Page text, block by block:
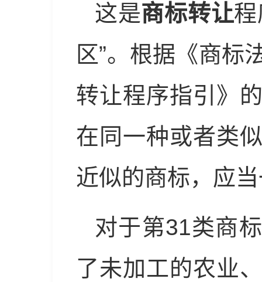
这是商标转让
区”。根据《商标
转让程序指引》
在同一种或者类
近似的商标，应
对于第31类商
了未加工的农业